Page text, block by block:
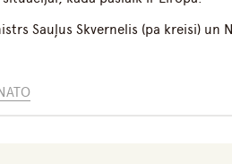
Sauļus Skvernelis (pa kreisi) un
NATO